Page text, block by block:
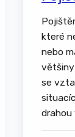
které
nebo
se
drahou